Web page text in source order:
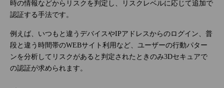
時の情報などからリスクを判定し、リスクレベルに応じて追加で
認証する手法です。
例えば、いつもと違うデバイスやIPアドレスからのログイン、普
段と違う時間帯のWEBサイト利用など、ユーザーの行動パター
ンを分析してリスクがあると判定されたときのみ3Dセキュアで
の認証が求められます。